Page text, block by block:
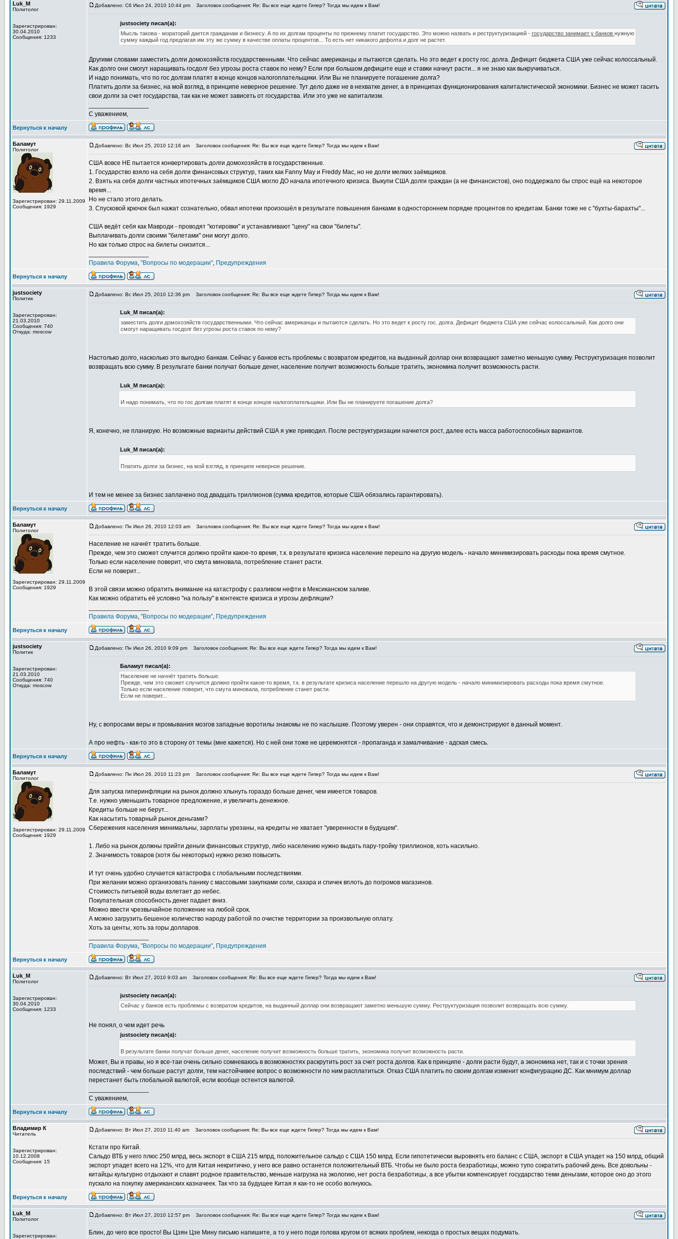
Luk_M
Политолог
Зарегистрирован:
30.04.2010
Сообщения: 1233
Добавлено: Сб Июл 24, 2010 10:44 pm Заголовок сообщения: Re: Вы все еще ждете Гипер? Тогда мы идем к Вам!
justsociety писал(а):
Мысль такова - мораторий дается гражданам и бизнесу. А по их долгам проценты по прежнему платит государство. Это можно назвать и реструктуризацией - государство занимает у банков нужную
сумму каждый год предлагая им эту же сумму в качестве оплаты процентов... То есть нет никакого дефолта и долг не растет.
Другими словами заместить долги домохозяйств государственными. Что сейчас американцы и пытаются сделать. Но это ведет к росту гос. долга. Дефицит бюджета США уже сейчас колоссальный.
Как долго они смогут наращивать госдолг без угрозы роста ставок по нему? Если при большом дефиците еще и ставки начнут расти... я не знаю как выкручиваться.
И надо понимать, что по гос долгам платят в конце концов налогоплательщики. Или Вы не планируете погашение долга?
Платить долги за бизнес, на мой взгляд, в принципе неверное решение. Тут дело даже не в нехватке денег, а в принципах функционирования капиталистической экономики. Бизнес не может гасить
свои долги за счет государства, так как не может зависеть от государства. Или это уже не капитализм.
С уважением,
Вернуться к началу
Баламут
Политолог
Зарегистрирован: 29.11.2009
Сообщения: 1929
Добавлено: Вс Июл 25, 2010 12:16 am Заголовок сообщения: Re: Вы все еще ждете Гипер? Тогда мы идем к Вам!
США вовсе НЕ пытается конвертировать долги домохозяйств в государственные.
1. Государство взяло на себя долги финансовых структур, таких как Fanny May и Freddy Mac, но не долги мелких заёмщиков.
2. Взять на себя долги частных ипотечных заёмщиков США могло ДО начала ипотечного кризиса. Выкупи США долги граждан (а не финансистов), оно поддержало бы спрос ещё на некоторое
время...
Но не стало этого делать.
3. Спусковой крючок был нажат сознательно, обвал ипотеки произошёл в результате повышения банками в одностороннем порядке процентов по кредитам. Банки тоже не с "бухты-барахты"...
США ведёт себя как Мавроди - проводят "котировки" и устанавливают "цену" на свои "билеты".
Выплачивать долги своими "билетами" они могут долго.
Но как только спрос на билеты снизится...
Правила Форума, "Вопросы по модерации", Предупреждения
Вернуться к началу
justsociety
Политик
Зарегистрирован:
21.03.2010
Сообщения: 740
Откуда: moscow
Добавлено: Вс Июл 25, 2010 12:36 pm Заголовок сообщения: Re: Вы все еще ждете Гипер? Тогда мы идем к Вам!
Luk_M писал(а):
заместить долги домохозяйств государственными. Что сейчас американцы и пытаются сделать. Но это ведет к росту гос. долга. Дефицит бюджета США уже сейчас колоссальный. Как долго они
смогут наращивать госдолг без угрозы роста ставок по нему?
Настолько долго, насколько это выгодно банкам. Сейчас у банков есть проблемы с возвратом кредитов, на выданный доллар они возвращают заметно меньшую сумму. Реструктуризация позволит
возвращать всю сумму. В результате банки получат больше денег, население получит возможность больше тратить, экономика получит возможность расти.
Luk_M писал(а):
И надо понимать, что по гос долгам платят в конце концов налогоплательщики. Или Вы не планируете погашение долга?
Я, конечно, не планирую. Но возможные варианты действий США я уже приводил. После реструктуризации начнется рост, далее есть масса работоспособных вариантов.
Luk_M писал(а):
Платить долги за бизнес, на мой взгляд, в принципе неверное решение.
И тем не менее за бизнес заплачено под двадцать триллионов (сумма кредитов, которые США обязались гарантировать).
Вернуться к началу
Баламут
Политолог
Зарегистрирован: 29.11.2009
Сообщения: 1929
Добавлено: Пн Июл 26, 2010 12:03 am Заголовок сообщения: Re: Вы все еще ждете Гипер? Тогда мы идем к Вам!
Население не начнёт тратить больше.
Прежде, чем это сможет случится должно пройти какое-то время, т.к. в результате кризиса население перешло на другую модель - начало минимизировать расходы пока время смутное.
Только если население поверит, что смута миновала, потребление станет расти.
Если не поверит...
В этой связи можно обратить внимание на катастрофу с разливом нефти в Мексиканском заливе.
Как можно обратить её условно "на пользу" в контексте кризиса и угрозы дефляции?
Правила Форума, "Вопросы по модерации", Предупреждения
Вернуться к началу
justsociety
Политик
Зарегистрирован:
21.03.2010
Сообщения: 740
Откуда: moscow
Добавлено: Пн Июл 26, 2010 9:09 pm Заголовок сообщения: Re: Вы все еще ждете Гипер? Тогда мы идем к Вам!
Баламут писал(а):
Население не начнёт тратить больше.
Прежде, чем это сможет случится должно пройти какое-то время, т.к. в результате кризиса население перешло на другую модель - начало минимизировать расходы пока время смутное.
Только если население поверит, что смута миновала, потребление станет расти.
Если не поверит...
Ну, с вопросами веры и промывания мозгов западные воротилы знакомы не по наслышке. Поэтому уверен - они справятся, что и демонстрируют в данный момент.
А про нефть - как-то это в сторону от темы (мне кажется). Но с ней они тоже не церемонятся - пропаганда и замалчивание - адская смесь.
Вернуться к началу
Баламут
Политолог
Зарегистрирован: 29.11.2009
Сообщения: 1929
Добавлено: Пн Июл 26, 2010 11:23 pm Заголовок сообщения: Re: Вы все еще ждете Гипер? Тогда мы идем к Вам!
Для запуска гиперинфляции на рынок должно хлынуть гораздо больше денег, чем имеется товаров.
Т.е. нужно уменьшить товарное предложение, и увеличить денежное.
Кредиты больше не берут...
Как насытить товарный рынок деньгами?
Сбережения населения минимальны, зарплаты урезаны, на кредиты не хватает "уверенности в будущем".
1. Либо на рынок должны прийти деньги финансовых структур, либо населению нужно выдать пару-тройку триллионов, хоть насильно.
2. Значимость товаров (хотя бы некоторых) нужно резко повысить.
И тут очень удобно случается катастрофа с глобальными последствиями.
При желании можно организовать панику с массовыми закупками соли, сахара и спичек вплоть до погромов магазинов.
Стоимость питьевой воды взлетает до небес.
Покупательная способность денег падает вниз.
Можно ввести чрезвычайное положение на любой срок.
А можно загрузить бешеное количество народу работой по очистке территории за произвольную оплату.
Хоть за центы, хоть за горы долларов.
Правила Форума, "Вопросы по модерации", Предупреждения
Вернуться к началу
Luk_M
Политолог
Зарегистрирован:
30.04.2010
Сообщения: 1233
Добавлено: Вт Июл 27, 2010 9:03 am Заголовок сообщения: Re: Вы все еще ждете Гипер? Тогда мы идем к Вам!
justsociety писал(а):
Сейчас у банков есть проблемы с возвратом кредитов, на выданный доллар они возвращают заметно меньшую сумму. Реструктуризация позволит возвращать всю сумму.
Не понял, о чем идет речь
justsociety писал(а):
В результате банки получат больше денег, население получит возможность больше тратить, экономика получит возможность расти.
Может, Вы и правы, но я все-таи очень сильно сомневаюсь в возможностях раскрутить рост за счет роста долгов. Как в принципе - долги расти будут, а экономика нет, так и с точки зрения
последствий - чем больше растут долги, тем настойчивее вопрос о возможности по ним расплатиться. Отказ США платить по своим долгам изменит конфигурацию ДС. Как мнимум доллар
перестанет быть глобальной валютой, если вообще остентся валютой.
С уважением,
Вернуться к началу
Владимир К
Читатель
Зарегистрирован:
10.12.2008
Сообщения: 15
Добавлено: Вт Июл 27, 2010 11:40 am Заголовок сообщения: Re: Вы все еще ждете Гипер? Тогда мы идем к Вам!
Кстати про Китай.
Сальдо ВТБ у него плюс 250 млрд, весь экспорт в США 215 млрд, положительное сальдо с США 150 млрд. Если гипотетически выровнять его баланс с США, экспорт в США упадет на 150 млрд, общий
экспорт упадет всего на 12%, что для Китая некритично, у него все равно останется положительный ВТБ. Чтобы не было роста безработицы, можно тупо сократить рабочий день. Все довольны -
китайцы культурно отдыхают и славят родное правительство, меньше нагрузка на экологию, нет роста безработицы, а все убытки компенсирует государство теми деньгами, которое оно до этого
пускало на покупку американских казначеек. Так что за будущее Китая я как-то не особо волнуюсь.
Вернуться к началу
Luk_M
Политолог
Зарегистрирован:
Добавлено: Вт Июл 27, 2010 12:57 pm Заголовок сообщения: Re: Вы все еще ждете Гипер? Тогда мы идем к Вам!
Блин, до чего все просто! Вы Цзян Цзе Мину письмо напишите, а то у него поди голова кругом от всяких проблем, некогда о простых вещах подумать.